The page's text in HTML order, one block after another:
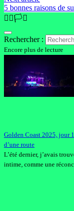
5 bonnes raisons de
🏳️‍🌈🏳️‍⚧️
Rechercher :
Encore plus de lecture
Golden Coast 2025, jour
d’une route
L’été dernier, j’avais
intime, comme une